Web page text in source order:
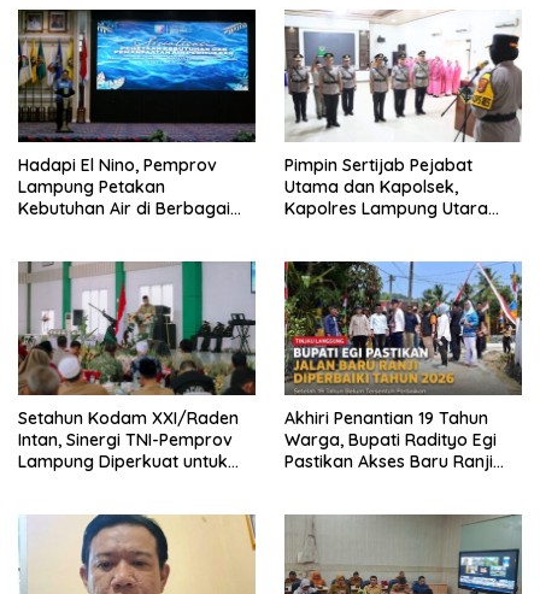
Hadapi El Nino, Pemprov
Lampung Petakan
Kebutuhan Air di Berbagai
Pimpin Sertijab Pejabat
Utama dan Kapolsek,
Kapolres Lampung Utara
Profesionalisme
Setahun Kodam XXI/Raden
Intan, Sinergi TNI-Pemprov
Lampung Diperkuat untuk
Akhiri Penantian 19 Tahun
Warga, Bupati Radityo Egi
Pastikan Akses Baru Ranji